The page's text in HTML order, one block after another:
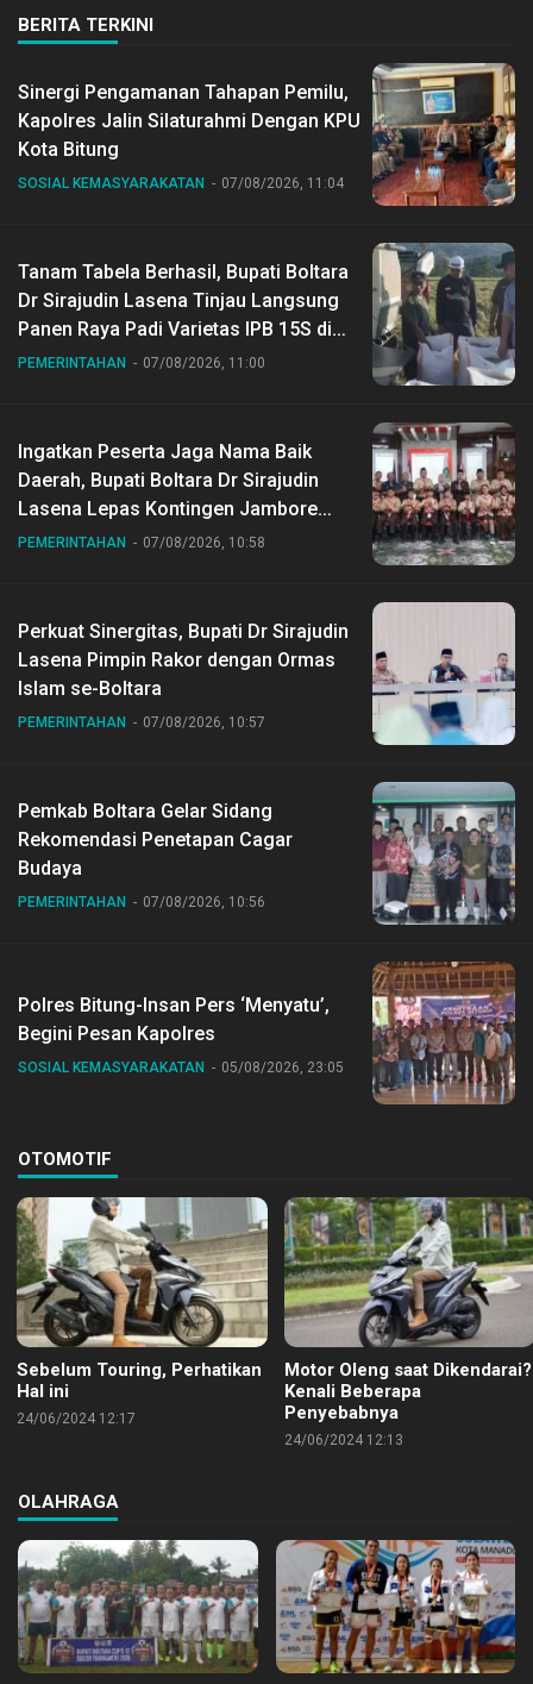
BERITA TERKINI
Sinergi Pengamanan Tahapan Pemilu,
Kapolres Jalin Silaturahmi Dengan KPU
Kota Bitung
SOSIAL KEMASYARAKATAN 07/08/2026, 11:04
Tanam Tabela Berhasil, Bupati Boltara
Dr Sirajudin Lasena Tinjau Langsung
Panen Raya Padi Varietas IPB 15S di
Desa Gihang
PEMERINTAHAN 07/08/2026, 11:00
Ingatkan Peserta Jaga Nama Baik
Daerah, Bupati Boltara Dr Sirajudin
Lasena Lepas Kontingen Jambore
Nasional ke XII di Buperta Cibubur
PEMERINTAHAN 07/08/2026, 10:58
Perkuat Sinergitas, Bupati Dr Sirajudin
Lasena Pimpin Rakor dengan Ormas
Islam se-Boltara
PEMERINTAHAN 07/08/2026, 10:57
Pemkab Boltara Gelar Sidang
Rekomendasi Penetapan Cagar
Budaya
PEMERINTAHAN 07/08/2026, 10:56
Polres Bitung-Insan Pers ‘Menyatu’,
Begini Pesan Kapolres
SOSIAL KEMASYARAKATAN 05/08/2026, 23:05
OTOMOTIF
Sebelum Touring, Perhatikan
Hal ini
24/06/2024 12:17
Motor Oleng saat Dikendarai?
Kenali Beberapa
Penyebabnya
24/06/2024 12:13
OLAHRAGA